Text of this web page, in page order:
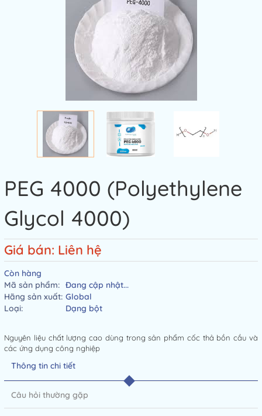
PEG 4000 (Polyethylene
Glycol 4000)
Giá bán: Liên hệ
Còn hàng
Mã sản phẩm: Đang cập nhật...
Hãng sản xuất: Global
Loại:
Dạng bột
Nguyên liệu chất lượng cao dùng trong sản phẩm cốc thả bồn cầu và
các ứng dụng công nghiệp
Thông tin chi tiết
Câu hỏi thường gặp